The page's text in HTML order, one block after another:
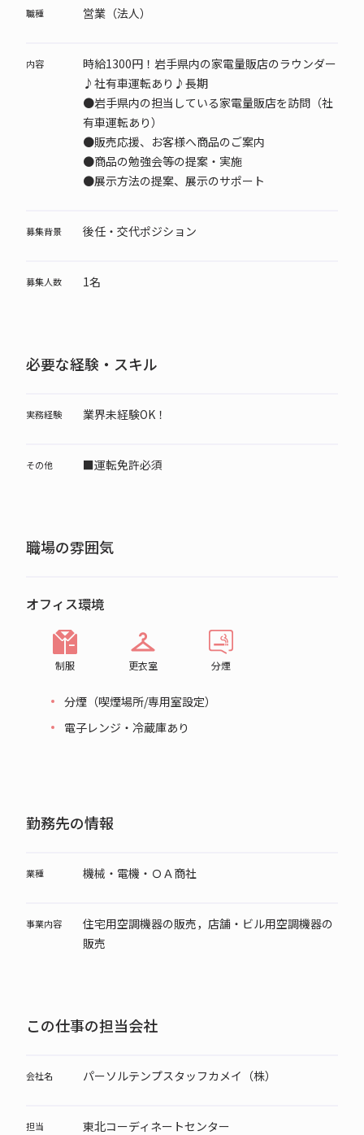
職種 営業（法人）
内容
時給1300円！岩手県内の家電量販店のラウンダー
♪社有車運転あり♪長期
●岩手県内の担当している家電量販店を訪問（社
有車運転あり）
●販売応援、お客様へ商品のご案内
●商品の勉強会等の提案・実施
●展示方法の提案、展示のサポート
募集背景 後任・交代ポジション
募集人数 1名
必要な経験・スキル
実務経験 業界未経験OK！
その他 ■運転免許必須
職場の雰囲気
オフィス環境
制服 更衣室 分煙
分煙（喫煙場所/専用室設定）
電子レンジ・冷蔵庫あり
勤務先の情報
業種 機械・電機・ＯＡ商社
事業内容
住宅用空調機器の販売，店舗・ビル用空調機器の
販売
この仕事の担当会社
会社名 パーソルテンプスタッフカメイ（株）
担当
東北コーディネートセンター